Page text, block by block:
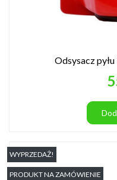
Odsysacz
WYPRZEDAŻ!
PRODUKT NA ZAMÓWIENIE